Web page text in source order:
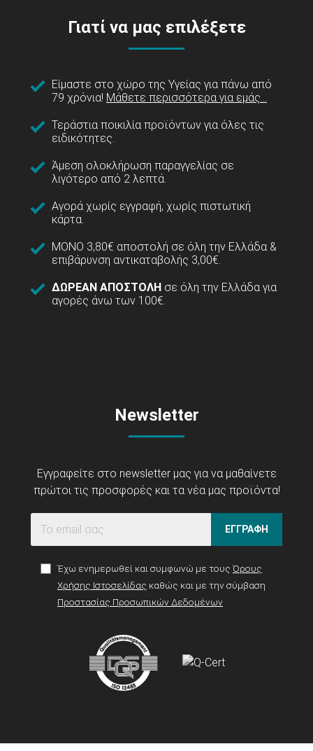
Γιατί να μας επιλέξετε
Είμαστε στο χώρο της Υγείας για πάνω από
79 χρόνια! Μάθετε περισσότερα για εμάς...
Τεράστια ποικιλία προϊόντων για όλες τις
ειδικότητες.
Άμεση ολοκλήρωση παραγγελίας σε
λιγότερο από 2 λεπτά.
Αγορά χωρίς εγγραφή, χωρίς πιστωτική
κάρτα.
ΜΟΝΟ 3,80€ αποστολή σε όλη την Ελλάδα &
επιβάρυνση αντικαταβολής 3,00€.
ΔΩΡΕΑΝ ΑΠΟΣΤΟΛΗ σε όλη την Ελλάδα για
αγορές άνω των 100€.
Newsletter
Εγγραφείτε στο newsletter μας για να μαθαίνετε
πρώτοι τις προσφορές και τα νέα μας προϊόντα!
ΕΓΓΡΑΦΗ
Έχω ενημερωθεί και συμφωνώ με τους Όρους
Χρήσης Ιστοσελίδας καθώς και με την σύμβαση
Προστασίας Προσωπικών Δεδομένων